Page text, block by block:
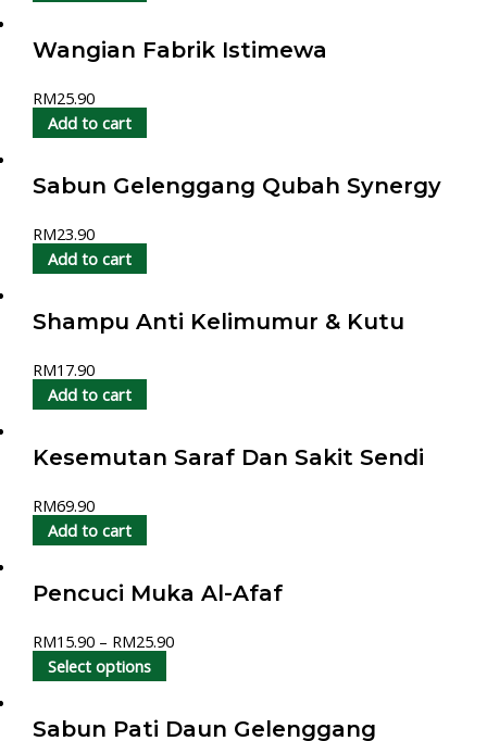
Wangian Fabrik Istimewa
RM25.90
Add to cart
Sabun Gelenggang Qubah Synergy
RM23.90
Add to cart
Shampu Anti Kelimumur & Kutu
RM17.90
Add to cart
Kesemutan Saraf Dan Sakit Sendi
RM69.90
Add to cart
Pencuci Muka Al-Afaf
RM15.90 – RM25.90
Select options
Sabun Pati Daun Gelenggang